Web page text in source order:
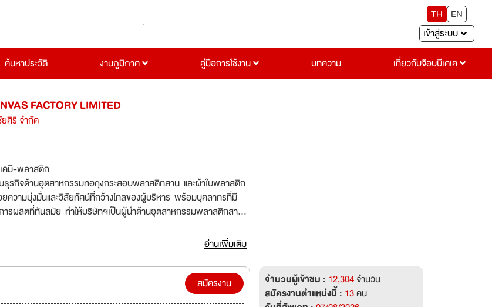
TH
EN
เข้าสู่ระบบ
ค้นหาประวัติ งานภูมิภาค คู่มือการใช้งาน บทความ เกี่ยวกับจ๊อบบีเคเค
FACTORY LIMITED
ยศิริ จำกัด
คมี-พลาสติก
ธุรกิจด้านอุตสาหกรรมทอถุงกระสอบพลาสติกสาน และผ้าใบพลาสติก
ความมุ่งมั่นและวิสัยทัศน์ที่กว้างไกลของผู้บริหาร พร้อมบุคลากรที่มี
การผลิตที่ทันสมัย ทำให้บริษัทฯเป็นผู้นำด้านอุตสาหกรรมพลาสติกสาน
companies in the plastic industry in Samut Sakhon, is
and the ability to work with us.
อ่านเพิ่มเติม
สมัครงาน จำนวนผู้เข้าชม : 12,304จำนวน
สมัครงานตำแหน่งนี้ : 13คน